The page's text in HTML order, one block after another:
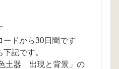
ードから30日間です
記です。
土器 出現と背景」の